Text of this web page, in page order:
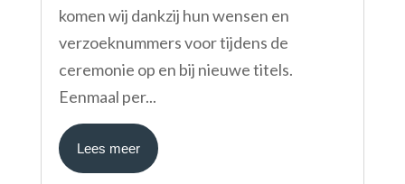
komen wij dankzij hun wensen en
verzoeknummers voor tijdens de
ceremonie op en bij nieuwe titels.
Eenmaal per...
Lees meer